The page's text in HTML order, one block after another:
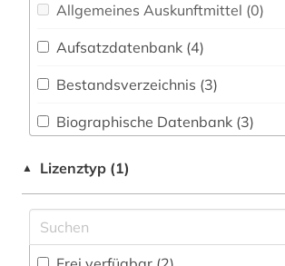
Soziologie (0)
Wissenschaftskunde, Forschung, Hochschul-,
balkanromanistik (11)
bern (1)
bibliografie (7)
bibliographie (4)
boccaccio (1)
Allgemeines Auskunftmittel (0)
Aufsatzdatenbank (4)
Bestandsverzeichnis (3)
Biographische Datenbank (3)
▲ Lizenztyp (1)